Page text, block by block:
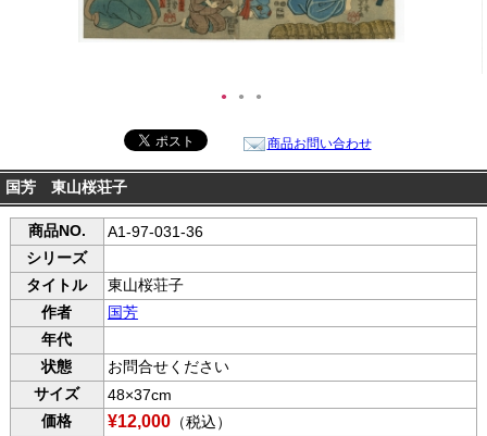
● ● ●
商品お問い合わせ
国芳 東山桜荘子
商品NO.
A1-97-031-36
シリーズ
タイトル
東山桜荘子
作者
国芳
年代
状態
お問合せください
サイズ
48×37cm
価格
¥12,000（税込）